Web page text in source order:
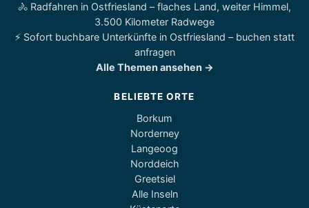
🚴 Radfahren in Ostfriesland – flaches Land, weiter Himmel,
3.500 Kilometer Radwege
⚡ Sofort buchbare Unterkünfte in Ostfriesland – buchen statt
anfragen
Alle Themen ansehen →
BELIEBTE ORTE
Borkum
Norderney
Langeoog
Norddeich
Greetsiel
Alle Inseln